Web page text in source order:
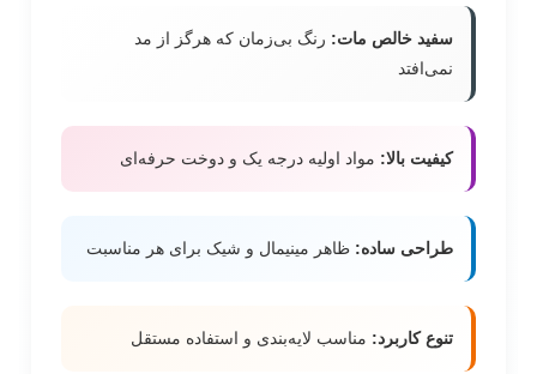
سفید خالص مات: رنگ بی‌زمان که هرگز از مد
نمی‌افتد
کیفیت بالا: مواد اولیه درجه یک و دوخت حرفه‌ای
طراحی ساده: ظاهر مینیمال و شیک برای هر مناسبت
تنوع کاربرد: مناسب لایه‌بندی و استفاده مستقل